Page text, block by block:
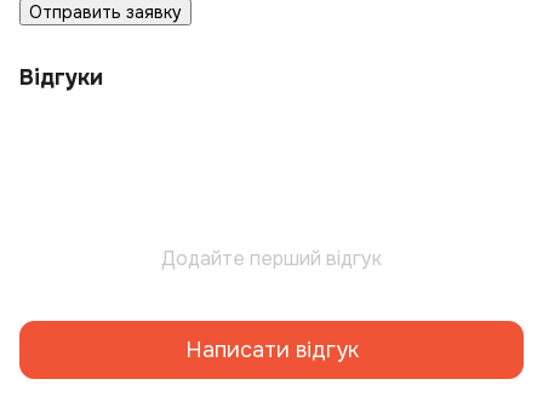
Отправить заявку
Відгуки
Додайте перший відгук
Написати відгук